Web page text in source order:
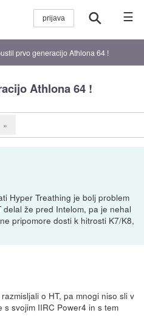
☰
prvo generacijo Athlona 64 !
Athlona 64 !
»
Hyper Treathing je bolj problem
že pred Intelom, pa je nehal
pripomore dosti k hitrosti K7/K8,
o HT, pa mnogi niso sli v
s svojim IIRC Power4 in s tem